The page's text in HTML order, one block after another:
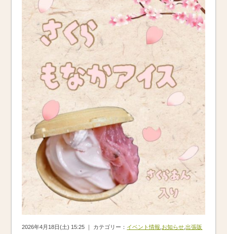
2026年4月18日(土) 15:25 ｜ カテゴリー： イベント情報 お知らせ ,出張販